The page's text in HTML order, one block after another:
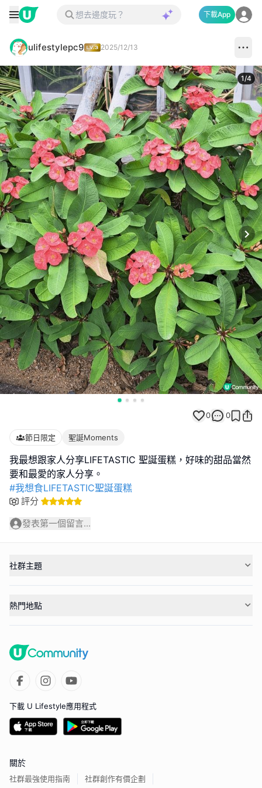
下載App
ulifestylepc9 2025/12/13
1/4
0 0
節日限定 聖誕Moments
我最想跟家人分享LIFETASTIC 聖誕蛋糕，好味的甜品當然
#我想食LIFETASTIC聖誕蛋糕
評分
發表第一個留言...
社群主題
熱門地點
下載 U Lifestyle應用程式
關於
社群最強使用指南 社群創作有價企劃